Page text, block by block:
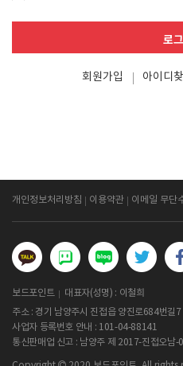
로
회원가입 아이디찾
개인정보처리방침 이용약관 이메일 무단
보드포인트
대표자(성명) : 이철희
주소 : 경기 남양주시 진접읍 양진로684번길7
사업자 등록번호 안내 : 101-04-88141
통신판매업 신고 : 남양주 제 2017-진접오남-